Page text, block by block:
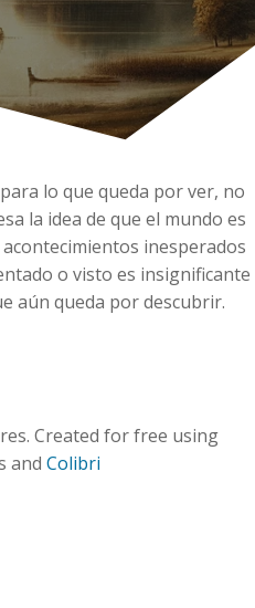
lo que queda por ver, no
la idea de que el mundo es
inesperados
o visto es insignificante
aún queda por descubrir.
Created for free using
and Colibri